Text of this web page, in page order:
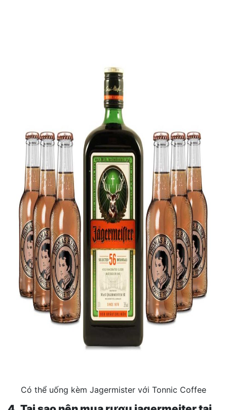
Có thể uống kèm Jagermister với Tonnic Coffee